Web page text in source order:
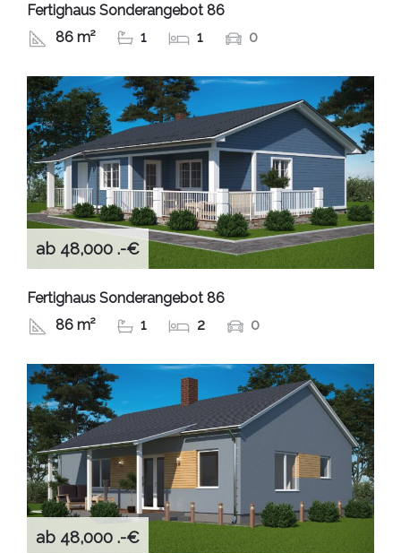
Fertighaus Sonderangebot 86
86 m²
1 1 0
ab 48,000 .-€
Fertighaus Sonderangebot 86
86 m²
1 2 0
ab 48,000 .-€